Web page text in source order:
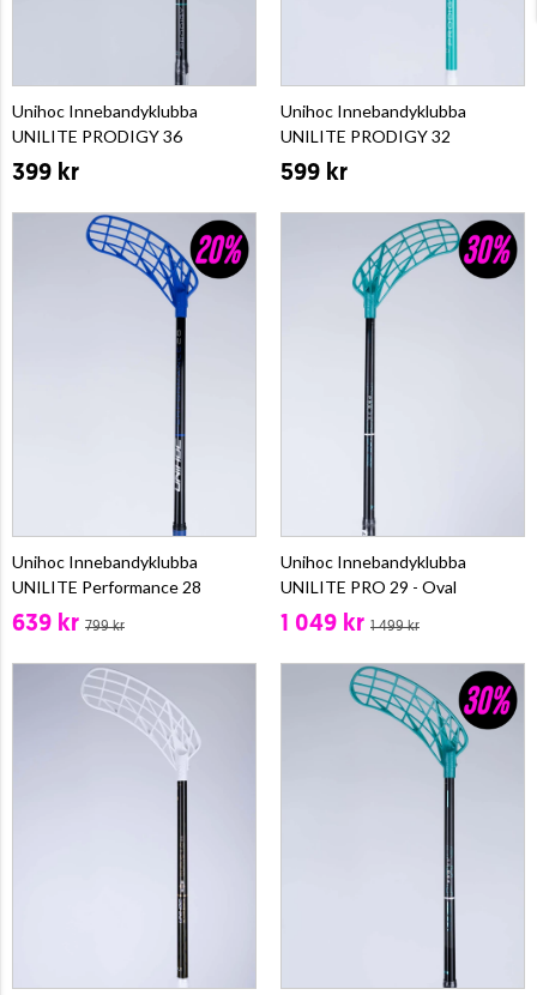
Unihoc Innebandyklubba
UNILITE PRODIGY 36
399 kr
Unihoc Innebandyklubba
UNILITE PRODIGY 32
599 kr
Unihoc Innebandyklubba
UNILITE Performance 28
639 kr 799 kr
Unihoc Innebandyklubba
UNILITE PRO 29 - Oval
1 049 kr 1 499 kr